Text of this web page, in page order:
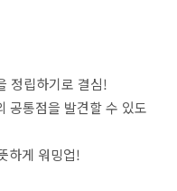
정립하기로 결심!
공통점을 발견할 수 있도
하게 워밍업!